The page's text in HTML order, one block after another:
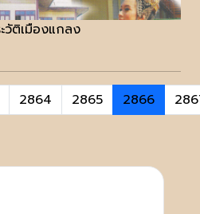
วัติเมืองแกลง
2864 2865 2866